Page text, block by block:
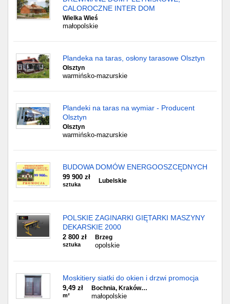
CALOROCZNE INTER DOM
Wielka Wieś
małopolskie
Plandeka na taras, osłony tarasowe Olsztyn
Olsztyn
warmińsko-mazurskie
Plandeki na taras na wymiar - Producent
Olsztyn
Olsztyn
warmińsko-mazurskie
BUDOWA DOMÓW ENERGOOSZCĘDNYCH
99 900 zł
sztuka
Lubelskie
POLSKIE ZAGINARKI GIĘTARKI MASZYNY
DEKARSKIE 2000
2 800 zł
sztuka
Brzeg
opolskie
Moskitiery siatki do okien i drzwi promocja
9,49 zł
m²
Bochnia, Kraków…
małopolskie